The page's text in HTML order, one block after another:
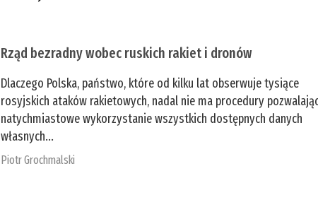
Rząd bezradny wobec ruskich rakiet i dronów
Dlaczego Polska, państwo, które od kilku lat obserwuje tysiące
rosyjskich ataków rakietowych, nadal nie ma procedury
natychmiastowe wykorzystanie wszystkich dostępnych danych
własnych...
Piotr Grochmalski